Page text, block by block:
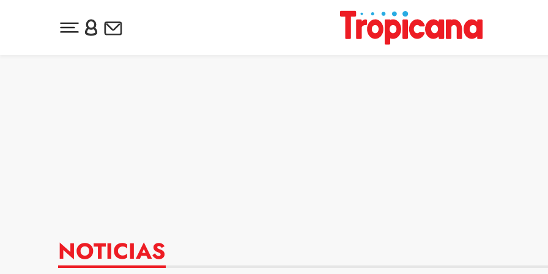
Desplegar menú principal
Inicia sesión o regístrate
Newsletter
NOTICIAS